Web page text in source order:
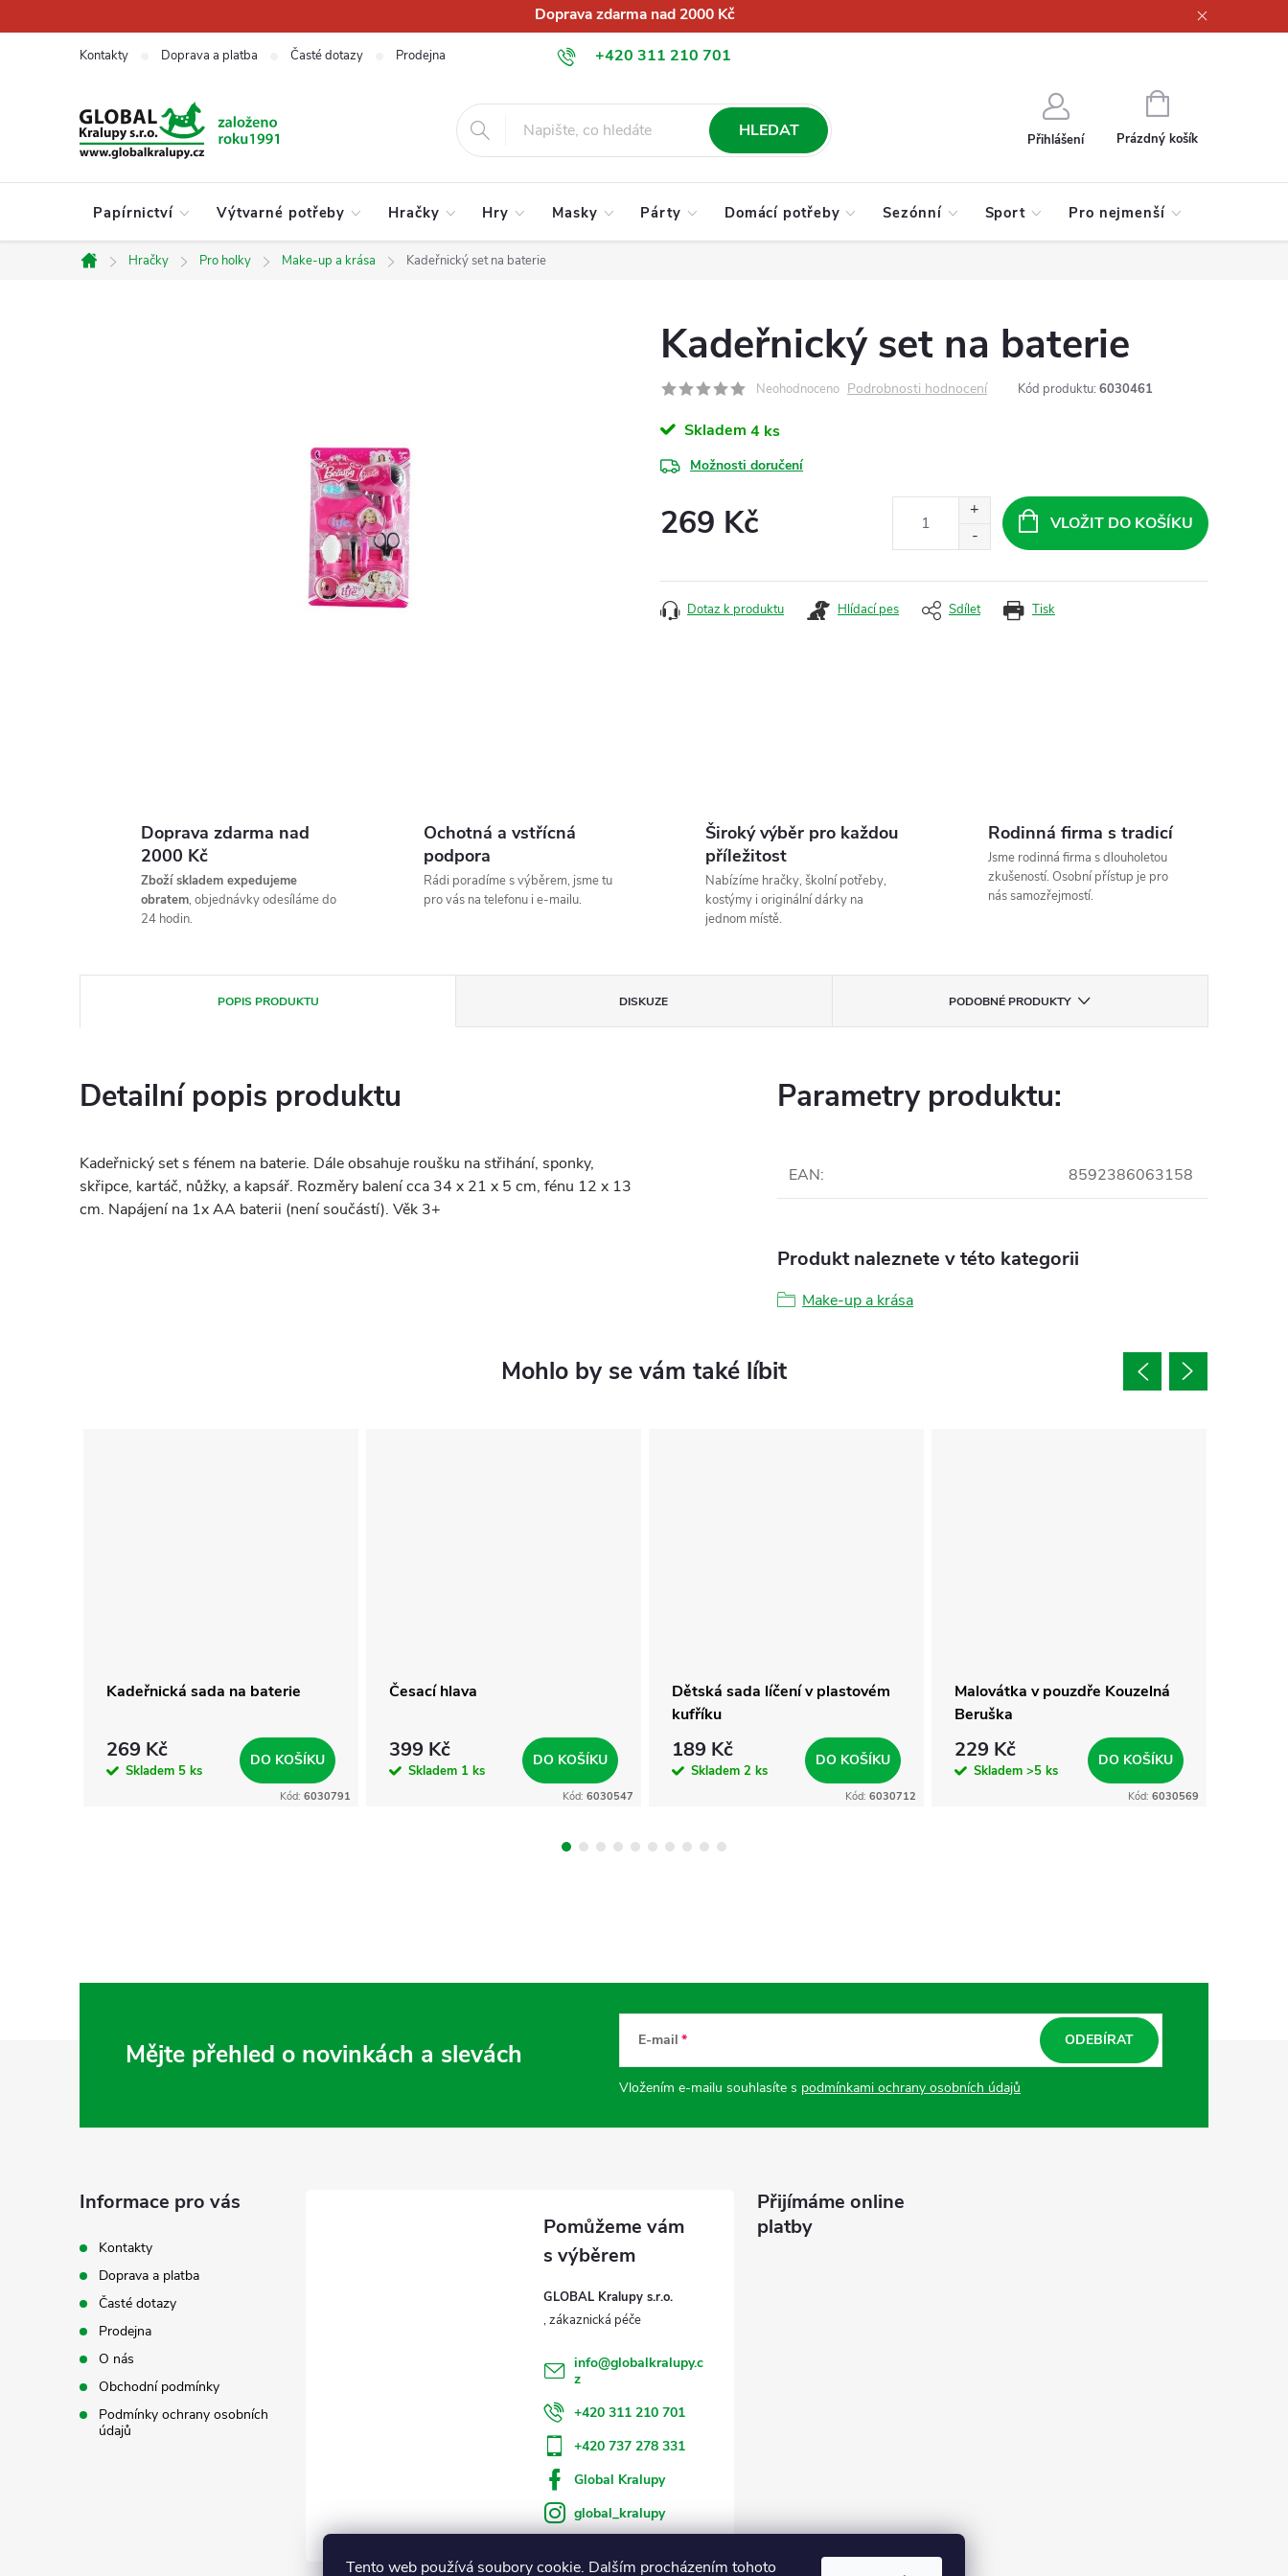
Tento web používá soubory cookie. Dalším procházením tohoto
na
Doprava zdarma nad 2000 Kč
+420 311 210 701
info@globalkralupy.cz
Kontakty Doprava a platba Časté dotazy Prodejna Obchodní podmínky Podmínky ochrany osobních údajů
HLEDAT Přihlášení
NÁKUPNÍ
KOŠÍK
Prázdný košík
Papírnictví Výtvarné potřeby Hračky Hry Masky Párty Domácí potřeby Sezónní Sport Pro nejmenší
Domů
Hračky Pro holky Make-up a krása Kadeřnický set na baterie
Kadeřnický set na baterie
Neohodnoceno Podrobnosti hodnocení Kód produktu: 6030461
Skladem 4 ks
Možnosti doručení
269 Kč VLOŽIT DO KOŠÍKU
Tisk
Dotaz k produktu Hlídací pes Sdílet
Doprava zdarma nad
2000 Kč
Zboží skladem expedujeme
obratem, objednávky odesíláme do
24 hodin.
Ochotná a vstřícná
podpora
Rádi poradíme s výběrem, jsme tu
pro vás na telefonu i e-mailu.
Široký výběr pro každou
příležitost
Nabízíme hračky, školní potřeby,
kostýmy i originální dárky na
jednom místě.
Rodinná firma s tradicí
Jsme rodinná firma s dlouholetou
zkušeností. Osobní přístup je pro
nás samozřejmostí.
POPIS PRODUKTU DISKUZE PODOBNÉ PRODUKTY
Detailní popis produktu
Kadeřnický set s fénem na baterie. Dále obsahuje roušku na střihání, sponky,
skřipce, kartáč, nůžky, a kapsář. Rozměry balení cca 34 x 21 x 5 cm, fénu 12 x 13
cm. Napájení na 1x AA baterii (není součástí). Věk 3+
Parametry produktu:
EAN: 8592386063158
Produkt naleznete v této kategorii
Make-up a krása
Kadeřnická sada na baterie
269 Kč
Skladem 5 ks
DO KOŠÍKU
Kód: 6030791
Česací hlava
399 Kč
Skladem 1 ks
DO KOŠÍKU
Kód: 6030547
Dětská sada líčení v plastovém
kufříku
189 Kč
Skladem 2 ks
DO KOŠÍKU
Kód: 6030712
Malovátka v pouzdře Kouzelná
Beruška
229 Kč
Skladem >5 ks
DO KOŠÍKU
Kód: 6030569
Mějte přehled o novinkách a slevách E-mail
Vložením e-mailu souhlasíte s podmínkami ochrany osobních údajů
ODEBÍRAT
Informace pro vás
Kontakty
Doprava a platba
Časté dotazy
Prodejna
O nás
Obchodní podmínky
Podmínky ochrany osobních
údajů
GLOBAL Kralupy s.r.o.
info@globalkralupy.c
z
+420 311 210 701
+420 737 278 331
Global Kralupy
global_kralupy
Přijímáme online
platby